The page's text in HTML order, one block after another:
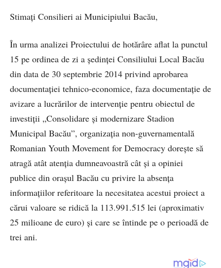
Stimați Consilieri ai Municipiului Bacău,
În urma analizei Proiectului de hotărâre aflat la punctul
15 pe ordinea de zi a ședinței Consiliului Local Bacău
din data de 30 septembrie 2014 privind aprobarea
documentației tehnico-economice, faza documentație de
avizare a lucrărilor de intervenție pentru obiectul de
investiții „Consolidare și modernizare Stadion
Municipal Bacău”, organizația non-guvernamentală
Romanian Youth Movement for Democracy dorește să
atragă atât atenția dumneavoastră cât și a opiniei
publice din orașul Bacău cu privire la absența
informațiilor referitoare la necesitatea acestui proiect a
cărui valoare se ridică la 113.991.515 lei (aproximativ
25 milioane de euro) și care se întinde pe o perioadă de
trei ani.